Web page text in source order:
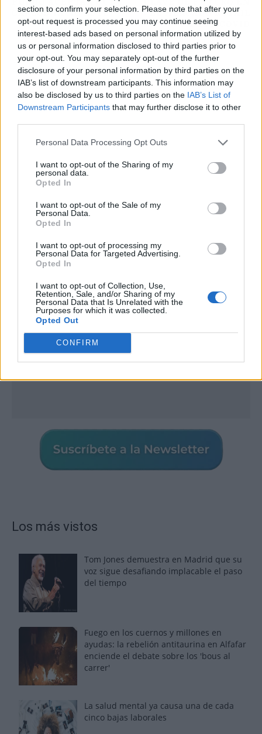
section to confirm your selection. Please note that after your
opt-out request is processed you may continue seeing
interest-based ads based on personal information utilized by
us or personal information disclosed to third parties prior to
your opt-out. You may separately opt-out of the further
disclosure of your personal information by third parties on the
IAB’s list of downstream participants. This information may
also be disclosed by us to third parties on the IAB’s List of
Downstream Participants that may further disclose it to other
Personal Data Processing Opt Outs
I want to opt-out of the Sharing of my
personal data.
Opted In
I want to opt-out of the Sale of my
Personal Data.
Opted In
I want to opt-out of processing my
Personal Data for Targeted Advertising.
Opted In
I want to opt-out of Collection, Use,
Retention, Sale, and/or Sharing of my
Personal Data that Is Unrelated with the
Purposes for which it was collected.
Opted Out
CONFIRM
CARLOS YA NO ESTÉ"
EL MERCADO RETAIL
POST-COVID
Publicidad
Los más vistos
Tom Jones demuestra en Madrid que su
voz sigue desafiando implacable el paso
del tiempo
Fuego en los cuernos y millones en
ayudas: la rebelión antitaurina en Alfafar
enciende el debate sobre los 'bous al
carrer'
La salud mental ya causa una de cada
cinco bajas laborales